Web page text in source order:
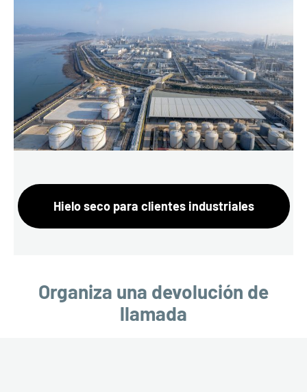
Hielo seco para clientes industriales
Organiza una devolución de
llamada